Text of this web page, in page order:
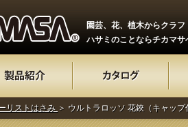
園芸、花、植木からクラフ
ハサミのことならチカマサ
リストはさみ ＞ ウルトラロッソ 花鋏（キャップ